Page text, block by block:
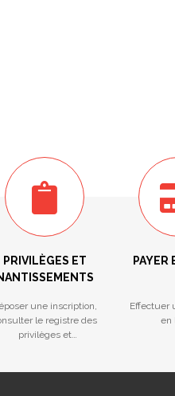
PRIVILÈGES ET
une inscription,
le registre des
privilèges et
PAYER
Effectuer
en